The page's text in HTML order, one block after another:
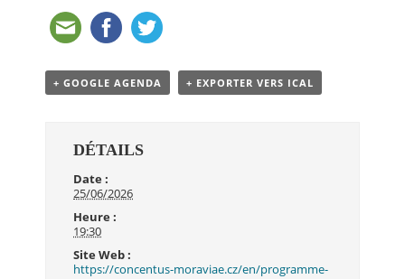
+ GOOGLE AGENDA + EXPORTER VERS ICAL
DÉTAILS
Date :
25/06/2026
Heure :
19:30
Site Web :
https://concentus-moraviae.cz/en/programme-